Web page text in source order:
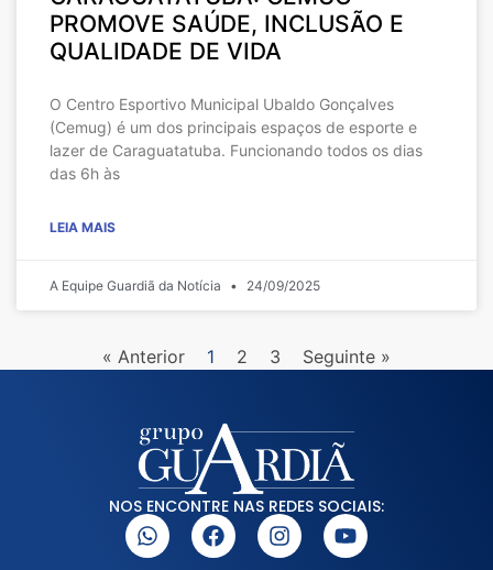
PROMOVE SAÚDE, INCLUSÃO E
QUALIDADE DE VIDA
O Centro Esportivo Municipal Ubaldo Gonçalves
(Cemug) é um dos principais espaços de esporte e
lazer de Caraguatatuba. Funcionando todos os dias
das 6h às
LEIA MAIS
A Equipe Guardiã da Notícia 24/09/2025
« Anterior 1 2 3 Seguinte »
NOS ENCONTRE NAS REDES SOCIAIS: